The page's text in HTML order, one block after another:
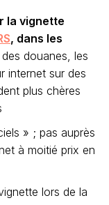
la vignette
, dans les
douanes, les
internet sur des
plus chères
» ; pas auprès
à moitié prix en
lors de la